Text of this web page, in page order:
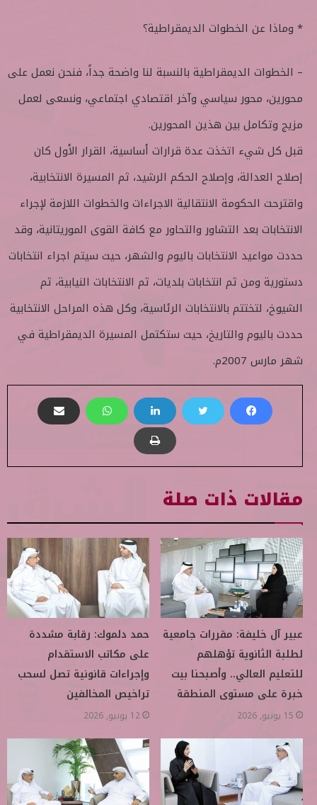
* وماذا عن الخطوات الديمقراطية؟
– الخطوات الديمقراطية بالنسبة لنا واضحة جداً، فنحن نعمل على
محورين، محور سياسي وآخر اقتصادي اجتماعي، ونسعى لعمل
مزيج وتكامل بين هذين المحورين.
قبل كل شيء اتخذت عدة قرارات أساسية، القرار الأول كان
إصلاح العدالة، وإصلاح الحكم الرشيد، ثم المسيرة الانتخابية،
واقترحت الحكومة الانتقالية الاجراءات والخطوات اللازمة لإجراء
الانتخابات بعد التشاور والتحاور مع كافة القوى الموريتانية، وقد
حددت مواعيد الانتخابات باليوم والشهر، حيث سيتم اجراء انتخابات
دستورية ومن ثم انتخابات بلديات، ثم الانتخابات النيابية، ثم
الشيوخ، لتختتم بالانتخابات الرئاسية، وكل هذه المراحل الانتخابية
حددت باليوم والتاريخ، حيث ستكتمل المسيرة الديمقراطية في
شهر مارس 2007م.
مقالات ذات صلة
عبير آل خليفة: مقررات جامعية
لطلبة الثانوية تؤهلهم
للتعليم العالي.. وأصبحنا بيت
خبرة على مستوى المنطقة
15 يونيو, 2026
حمد دلموك: رقابة مشددة
على مكاتب الاستقدام
وإجراءات قانونية تصل لسحب
تراخيص المخالفين
12 يونيو, 2026